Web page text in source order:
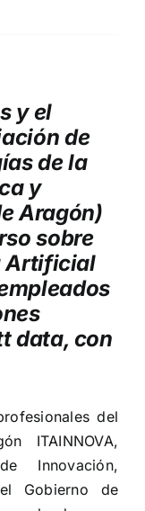
y el
de
de la
y
Aragón)
sobre
Artificial
data, con
del
ITAINNOVA,
Innovación,
Gobierno de